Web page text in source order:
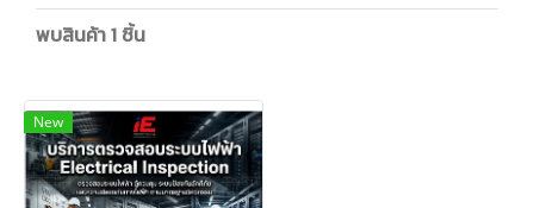
พบสินค้า 1 ชิ้น
New